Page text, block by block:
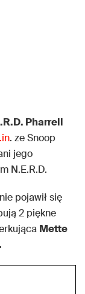
Pharrell
. ze Snoop
jego
N.E.R.D.
pojawił się
2 piękne
Mette